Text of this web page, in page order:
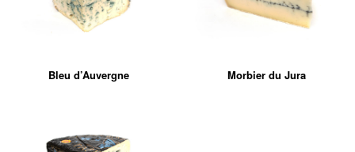
Bleu d’Auvergne Morbier du Jura